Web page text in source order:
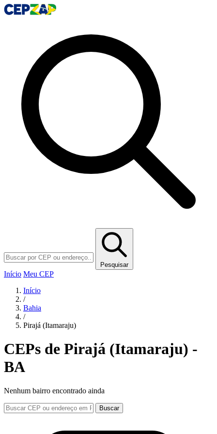
Pesquisar
Início Meu CEP
Início
/
Bahia
/
Pirajá (Itamaraju)
CEPs de Pirajá (Itamaraju) -
BA
Nenhum bairro encontrado ainda
Buscar